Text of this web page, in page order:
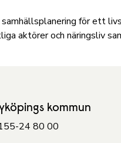
för ett
aktörer och näringsliv
kommun
24 80 00